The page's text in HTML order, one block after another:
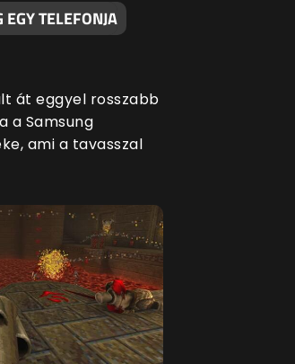
TELEFONJA
át eggyel rosszabb
a Samsung
ami a tavasszal